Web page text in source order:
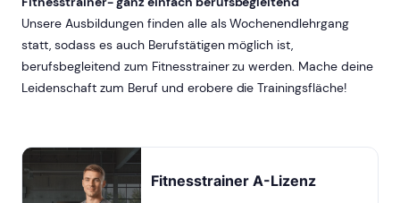
Unsere Ausbildungen finden alle als Wochenendlehrgang
statt, sodass es auch Berufstätigen möglich ist,
berufsbegleitend zum Fitnesstrainer zu werden. Mache deine
Leidenschaft zum Beruf und erobere die Trainingsfläche!
Fitnesstrainer A-Lizenz